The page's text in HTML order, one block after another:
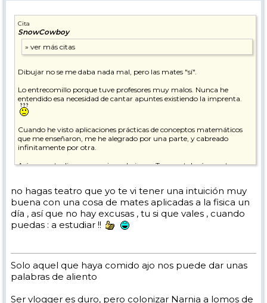
Cita
SnowCowboy
Dibujar no se me daba nada mal, pero las mates "sí".
Lo entrecomillo porque tuve profesores muy malos. Nunca he
entendido esa necesidad de cantar apuntes existiendo la imprenta.
Cuando he visto aplicaciones prácticas de conceptos matemáticos
que me enseñaron, me he alegrado por una parte, y cabreado
infinitamente por otra.
Así que ya te digo que a mi me derivas a Traumatología, que tengo
En fin... ya nos vas contando que tal va el "experimento", juas!
Salut!
no hagas teatro que yo te vi tener una intuición muy
buena con una cosa de mates aplicadas a la fisica un
día , así que no hay excusas , tu si que vales , cuando
puedas : a estudiar !!
Solo aquel que haya comido ajo nos puede dar unas
palabras de aliento
Ser vlogger es duro, pero colonizar Narnia a lomos de